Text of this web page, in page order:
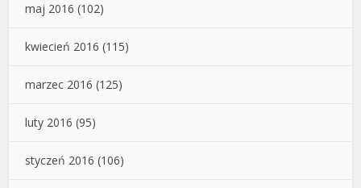
maj 2016 (102)
kwiecień 2016 (115)
marzec 2016 (125)
luty 2016 (95)
styczeń 2016 (106)